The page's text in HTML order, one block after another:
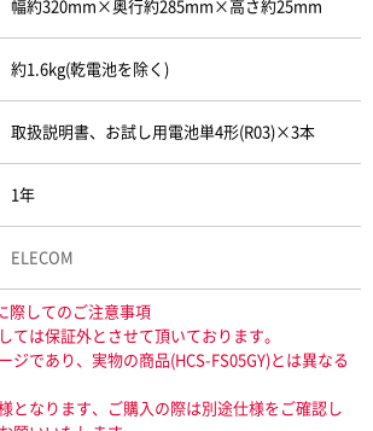
幅約320mm×奥行約285mm×高さ約25mm
約1.6kg(乾電池を除く)
取扱説明書、お試し用電池単4形(R03)×3本
1年
ELECOM
際してのご注意事項
は保証外とさせて頂いております。
であり、実物の商品(HCS-FS05GY)とは異なる
となります、ご購入の際は別途仕様をご確認し